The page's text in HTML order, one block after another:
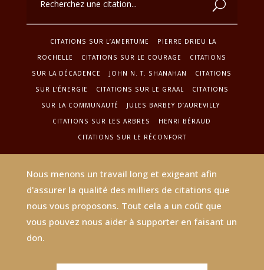
CITATIONS SUR L’AMERTUME
PIERRE DRIEU LA
ROCHELLE
CITATIONS SUR LE COURAGE
CITATIONS
SUR LA DÉCADENCE
JOHN N. T. SHANAHAN
CITATIONS
SUR L'ÉNERGIE
CITATIONS SUR LE GRAAL
CITATIONS
SUR LA COMMUNAUTÉ
JULES BARBEY D’AUREVILLY
CITATIONS SUR LES ARBRES
HENRI BÉRAUD
CITATIONS SUR LE RÉCONFORT
Nous menons un travail long et exigeant afin
d'assurer la qualité des milliers de citations que
nous vous proposons. Tout cela a un coût que
vous pouvez nous aider à supporter en faisant un
don.